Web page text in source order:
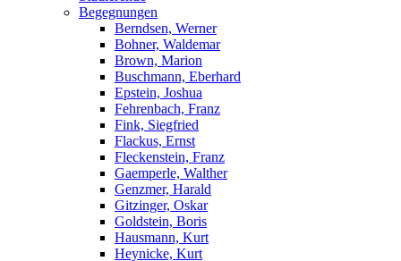
Begegnungen
Berndsen, Werner
Bohner, Waldemar
Brown, Marion
Buschmann, Eberhard
Epstein, Joshua
Fehrenbach, Franz
Fink, Siegfried
Flackus, Ernst
Fleckenstein, Franz
Gaemperle, Walther
Genzmer, Harald
Gitzinger, Oskar
Goldstein, Boris
Hausmann, Kurt
Heynicke, Kurt